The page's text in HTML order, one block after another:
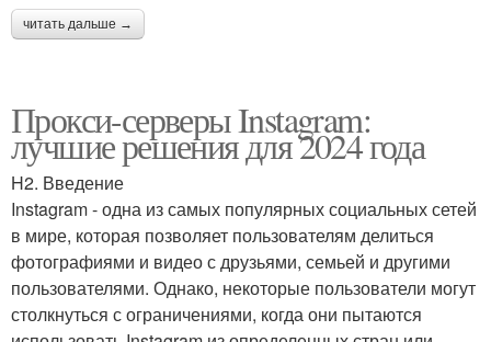
читать дальше →
Прокси-серверы Instagram:
лучшие решения для 2024 года
H2. Введение
Instagram - одна из самых популярных социальных сетей
в мире, которая позволяет пользователям делиться
фотографиями и видео с друзьями, семьей и другими
пользователями. Однако, некоторые пользователи могут
столкнуться с ограничениями, когда они пытаются